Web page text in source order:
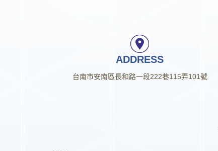
ADDRESS
台南市安南區長和路一段222巷115弄101號